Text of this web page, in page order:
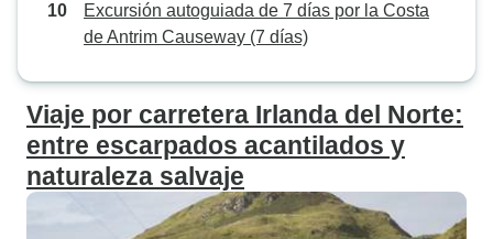
Excursión autoguiada de 7 días por la Costa
de Antrim Causeway (7 días)
Viaje por carretera Irlanda del Norte:
entre escarpados acantilados y
naturaleza salvaje